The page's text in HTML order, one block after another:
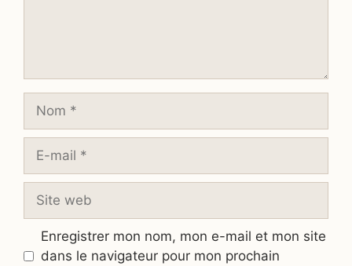
Nom
Site
Enregistrer mon nom, mon e-mail et mon site
dans le navigateur pour mon prochain